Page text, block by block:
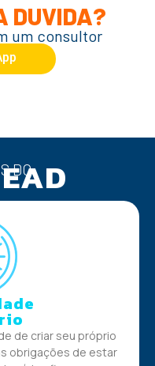
DUVIDA?
um consultor
DO
de criar seu próprio
obrigações de estar